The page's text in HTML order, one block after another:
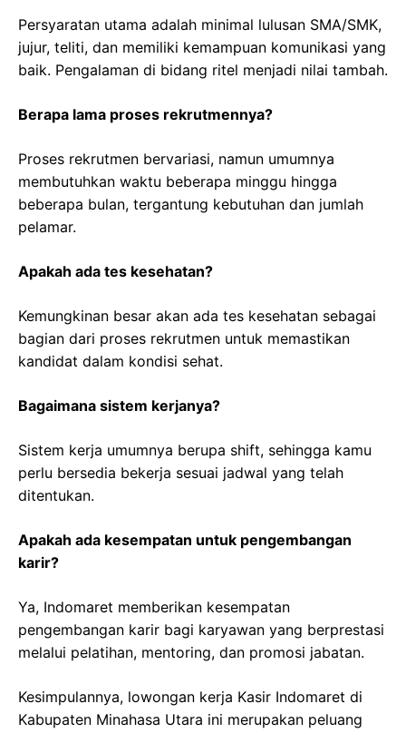
Persyaratan utama adalah minimal lulusan SMA/SMK,
jujur, teliti, dan memiliki kemampuan komunikasi yang
baik. Pengalaman di bidang ritel menjadi nilai tambah.
Berapa lama proses rekrutmennya?
Proses rekrutmen bervariasi, namun umumnya
membutuhkan waktu beberapa minggu hingga
beberapa bulan, tergantung kebutuhan dan jumlah
pelamar.
Apakah ada tes kesehatan?
Kemungkinan besar akan ada tes kesehatan sebagai
bagian dari proses rekrutmen untuk memastikan
kandidat dalam kondisi sehat.
Bagaimana sistem kerjanya?
Sistem kerja umumnya berupa shift, sehingga kamu
perlu bersedia bekerja sesuai jadwal yang telah
ditentukan.
Apakah ada kesempatan untuk pengembangan
karir?
Ya, Indomaret memberikan kesempatan
pengembangan karir bagi karyawan yang berprestasi
melalui pelatihan, mentoring, dan promosi jabatan.
Kesimpulannya, lowongan kerja Kasir Indomaret di
Kabupaten Minahasa Utara ini merupakan peluang